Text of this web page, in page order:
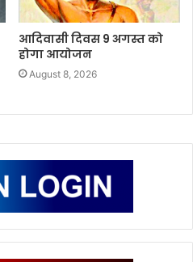
आदिवासी दिवस 9 अगस्त को
होगा आयोजन
August 8, 2026